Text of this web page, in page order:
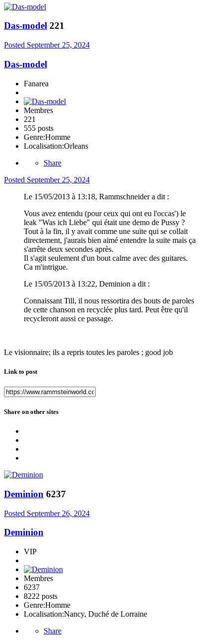
Das-model 221
Posted September 25, 2024
Das-model
Fanarea
Membres
221
555 posts
Genre:Homme
Localisation:Orleans
Share
Posted September 25, 2024
Le 15/05/2013 à 13:18, Rammschneider a dit :
Vous avez entendu (pour ceux qui ont eu l'occas') le
leak "Was ich Liebe" qui était une demo de Pussy ?
Tout à la fin, il y avait comme une suite qui se collait
directement, j'aurais bien aimé entendre la suite mais ça
s'arrête deux secondes après.
Il s'agit seulement d'un bout calme avec des guitares.
Ca m'intrigue.
Le 15/05/2013 à 13:22, Deminion a dit :
Connaissant Till, il nous ressortira des bouts de paroles
de cette chanson en recyclée plus tard. Peut être qu'il
recycleront aussi ce passage.
Le visionnaire; ils a repris toutes les paroles ; good job
Link to post
Share on other sites
Deminion 6237
Posted September 26, 2024
Deminion
VIP
Membres
6237
8222 posts
Genre:Homme
Localisation:Nancy, Duché de Lorraine
Share